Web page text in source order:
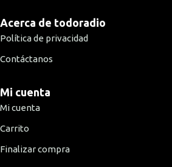
Acerca de todoradio
Política de privacidad
Contáctanos
Mi cuenta
Mi cuenta
Carrito
Finalizar compra